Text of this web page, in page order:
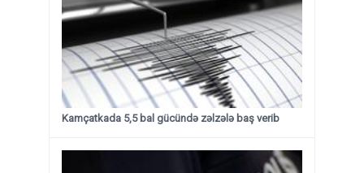
Kamçatkada 5,5 bal gücündə zəlzələ baş verib